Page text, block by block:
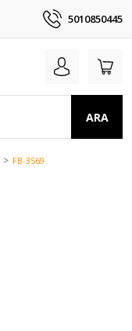
5010850445
ARA
FB-3569